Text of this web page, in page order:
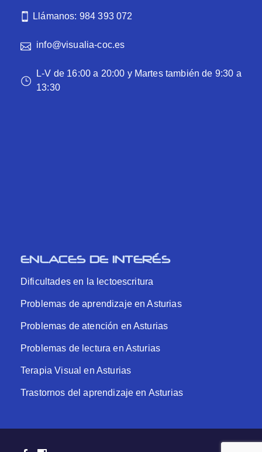
Llámanos: 984 393 072
info@visualia-coc.es
L-V de 16:00 a 20:00 y Martes también de 9:30 a
13:30
ENLACES DE INTERÉS
Dificultades en la lectoescritura
Problemas de aprendizaje en Asturias
Problemas de atención en Asturias
Problemas de lectura en Asturias
Terapia Visual en Asturias
Trastornos del aprendizaje en Asturias